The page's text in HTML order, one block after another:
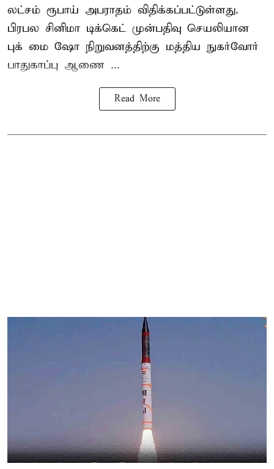
லட்சம் ரூபாய் அபராதம் விதிக்கப்பட்டுள்ளது.
பிரபல சினிமா டிக்கெட் முன்பதிவு செயலியான
புக் மை ஷோ நிறுவனத்திற்கு மத்திய நுகர்வோர்
பாதுகாப்பு ஆணை ...
Read More